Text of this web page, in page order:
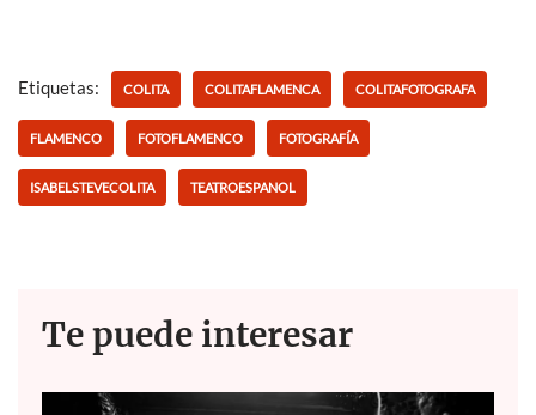
b
o
o
k
er s
A
p
p
Etiquetas: COLITA COLITAFLAMENCA COLITAFOTOGRAFA
FLAMENCO FOTOFLAMENCO FOTOGRAFÍA
ISABELSTEVECOLITA TEATROESPANOL
Te puede interesar